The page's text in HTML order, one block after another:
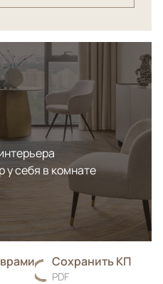
у себя в комнате
Сохранить КП
PDF